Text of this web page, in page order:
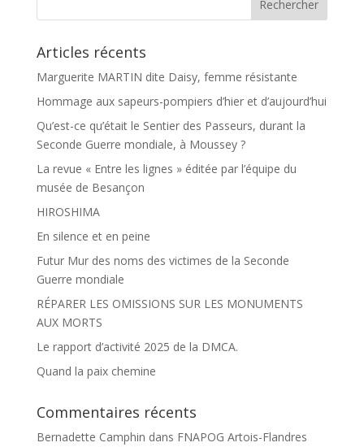
Articles récents
Marguerite MARTIN dite Daisy, femme résistante
Hommage aux sapeurs-pompiers d’hier et d’aujourd’hui
Qu’est-ce qu’était le Sentier des Passeurs, durant la
Seconde Guerre mondiale, à Moussey ?
La revue « Entre les lignes » éditée par l’équipe du
musée de Besançon
HIROSHIMA
En silence et en peine
Futur Mur des noms des victimes de la Seconde
Guerre mondiale
RÉPARER LES OMISSIONS SUR LES MONUMENTS
AUX MORTS
Le rapport d’activité 2025 de la DMCA.
Quand la paix chemine
Commentaires récents
Bernadette Camphin dans FNAPOG Artois-Flandres